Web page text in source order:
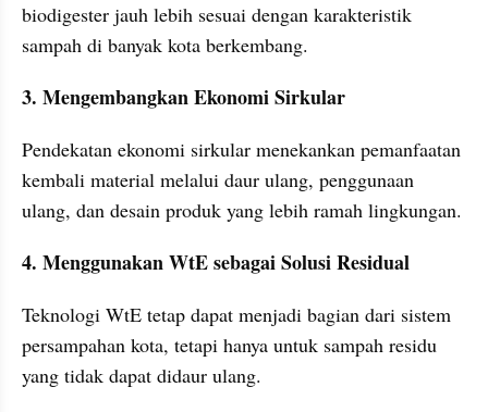
biodigester jauh lebih sesuai dengan karakteristik
sampah di banyak kota berkembang.
3. Mengembangkan Ekonomi Sirkular
Pendekatan ekonomi sirkular menekankan pemanfaatan
kembali material melalui daur ulang, penggunaan
ulang, dan desain produk yang lebih ramah lingkungan.
4. Menggunakan WtE sebagai Solusi Residual
Teknologi WtE tetap dapat menjadi bagian dari sistem
persampahan kota, tetapi hanya untuk sampah residu
yang tidak dapat didaur ulang.